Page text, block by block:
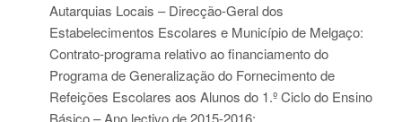
Autarquias Locais – Direcção-Geral dos
Estabelecimentos Escolares e Município de Melgaço:
Contrato-programa relativo ao financiamento do
Programa de Generalização do Fornecimento de
Refeições Escolares aos Alunos do 1.º Ciclo do Ensino
Básico – Ano lectivo de 2015-2016;